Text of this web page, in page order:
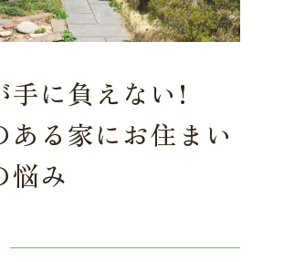
手に負えない!
ある家にお住まい
悩み